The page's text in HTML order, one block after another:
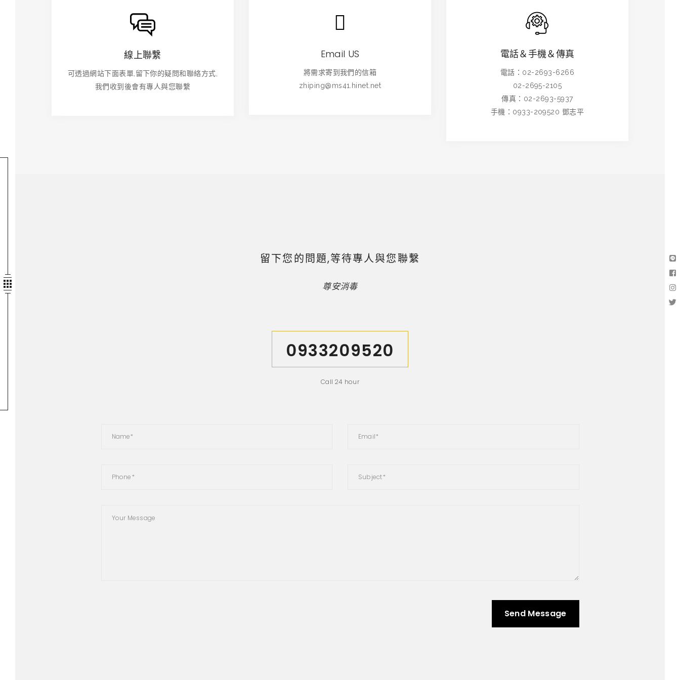
線上聯繫
可透過網站下面表單,留下你的疑問和聯絡方式,
我們收到後會有專人與您聯繫
Email US
將需求寄到我們的信箱
zhiping@ms41.hinet.net
電話＆手機＆傳真
電話：02-2693-6266
02-2695-2105
傳真：02-2693-5937
手機：0933-209520 鄧志平
留下您的問題,等待專人與您聯繫
尊安消毒
0933209520
Call 24 hour